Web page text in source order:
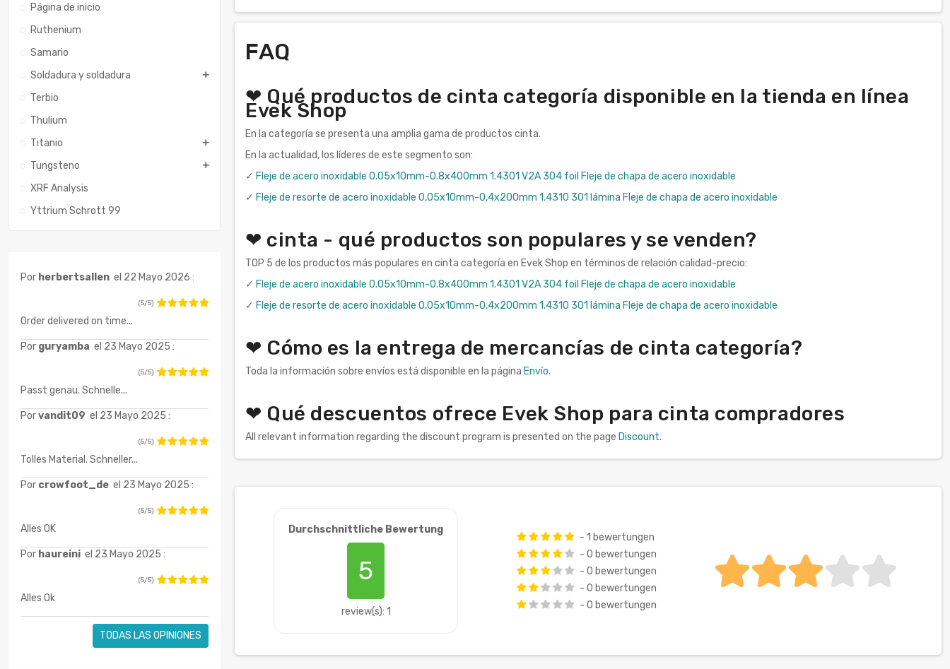
Página de inicio
Ruthenium
Samario
Soldadura y soldadura
Terbio
Thulium
Titanio
Tungsteno
XRF Analysis
Yttrium Schrott 99
Por herbertsallen el 22 Mayo 2026 :
(5/5)
Order delivered on time...
Por guryamba el 23 Mayo 2025 :
(5/5)
Passt genau. Schnelle...
Porvandit09 el 23 Mayo 2025 :
(5/5)
Tolles Material. Schneller...
Por crowfoot_de el 23 Mayo 2025 :
(5/5)
Alles OK
Por haureini el 23 Mayo 2025 :
(5/5)
Alles Ok
TODAS LAS OPINIONES
FAQ
❤ Qué productos de cinta categoría disponible en la tienda en línea
Evek Shop
En la categoría se presenta una amplia gama de productos cinta.
En la actualidad, los líderes de este segmento son:
✓ Fleje de acero inoxidable 0.05x10mm-0.8x400mm 1.4301 V2A 304 foil Fleje de chapa de acero inoxidable
✓ Fleje de resorte de acero inoxidable 0,05x10mm-0,4x200mm 1.4310 301 lámina Fleje de chapa de acero inoxidable
❤ cinta - qué productos son populares y se venden?
TOP 5 de los productos más populares en cinta categoría en Evek Shop en términos de relación calidad-precio:
✓ Fleje de acero inoxidable 0.05x10mm-0.8x400mm 1.4301 V2A 304 foil Fleje de chapa de acero inoxidable
✓ Fleje de resorte de acero inoxidable 0,05x10mm-0,4x200mm 1.4310 301 lámina Fleje de chapa de acero inoxidable
❤ Cómo es la entrega de mercancías de cinta categoría?
Toda la información sobre envíos está disponible en la página Envío.
❤ Qué descuentos ofrece Evek Shop para cinta compradores
All relevant information regarding the discount program is presented on the page Discount.
Durchschnittliche Bewertung
5
review(s): 1
- 1 bewertungen
- 0 bewertungen
- 0 bewertungen
- 0 bewertungen
- 0 bewertungen